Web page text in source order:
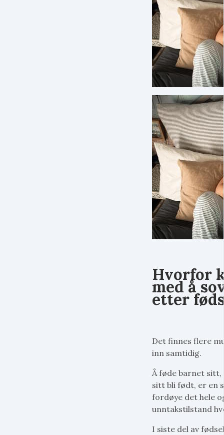
Hvorfor
med å
etter
Det finnes flere
inn samtidig.
Å føde barnet
sitt bli født, er en
fordøye det hele
unntakstilstand
I siste del av